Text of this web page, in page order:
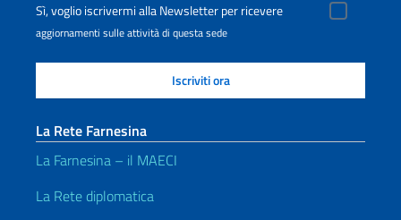
Sì, voglio iscrivermi alla Newsletter per ricevere
aggiornamenti sulle attività di questa sede
La Rete Farnesina
La Farnesina – il MAECI
La Rete diplomatica